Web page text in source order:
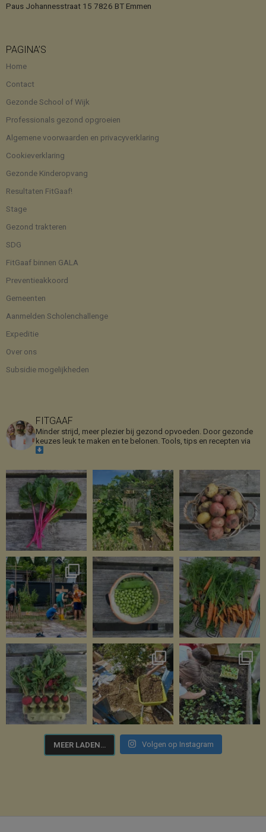
Paus Johannesstraat 15 7826 BT Emmen
PAGINA’S
Home
Contact
Gezonde School of Wijk
Professionals gezond opgroeien
Algemene voorwaarden en privacyverklaring
Cookieverklaring
Gezonde Kinderopvang
Resultaten FitGaaf!
Stage
Gezond trakteren
SDG
FitGaaf binnen GALA
Preventieakkoord
Gemeenten
Aanmelden Scholenchallenge
Expeditie
Over ons
Subsidie mogelijkheden
FITGAAF
Minder strijd, meer plezier bij gezond opvoeden. Door gezonde
keuzes leuk te maken en te belonen. Tools, tips en recepten via
MEER LADEN… Volgen op Instagram